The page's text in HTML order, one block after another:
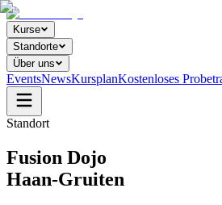
Kurse
Standorte
Über uns
EventsNewsKursplanKostenloses
Standort
Fusion Dojo
Haan-Gruiten